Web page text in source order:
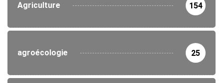
Agriculture 154
agroécologie 25